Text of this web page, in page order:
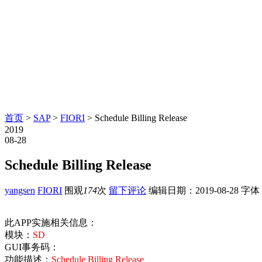
首页 > SAP> FIORI > Schedule Billing Release
2019
08-28
Schedule Billing Release
yangsen FIORI 围观174次 留下评论 编辑日期： 2019-08-28 字体
此APP实施相关信息：
模块： SD
GUI事务码：
功能描述： Schedule Billing Release